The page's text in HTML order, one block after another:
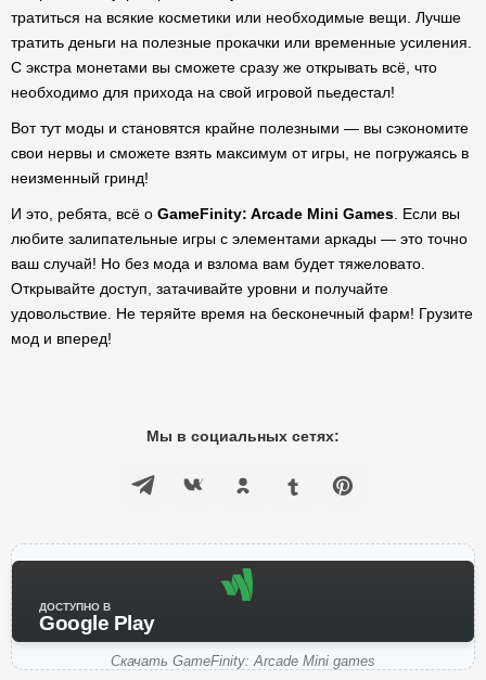
тратиться на всякие косметики или необходимые вещи. Лучше
тратить деньги на полезные прокачки или временные усиления.
С экстра монетами вы сможете сразу же открывать всё, что
необходимо для прихода на свой игровой пьедестал!
Вот тут моды и становятся крайне полезными — вы сэкономите
свои нервы и сможете взять максимум от игры, не погружаясь в
неизменный гринд!
И это, ребята, всё о GameFinity: Arcade Mini Games . Если вы
любите залипательные игры с элементами аркады — это точно
ваш случай! Но без мода и взлома вам будет тяжеловато.
Открывайте доступ, затачивайте уровни и получайте
удовольствие. Не теряйте время на бесконечный фарм! Грузите
мод и вперед!
Мы в социальных сетях:
ДОСТУПНО В
Google Play
Скачать GameFinity: Arcade Mini games